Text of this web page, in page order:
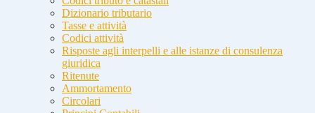
Dizionario tributario
Tasse e attività
Codici attività
Risposte agli interpelli e alle istanze di consulenza
giuridica
Ritenute
Ammortamento
Circolari